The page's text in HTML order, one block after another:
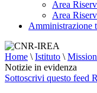
Area
Area
Amministrazione
Home \ Istituto \
Notizie in evidenza
Sottoscrivi questo feed